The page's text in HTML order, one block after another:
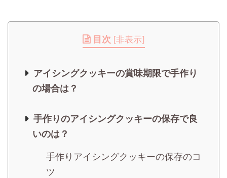
目次 [非表示]
アイシングクッキーの賞味期限で手作り
の場合は？
手作りのアイシングクッキーの保存で良
いのは？
手作りアイシングクッキーの保存のコ
ツ